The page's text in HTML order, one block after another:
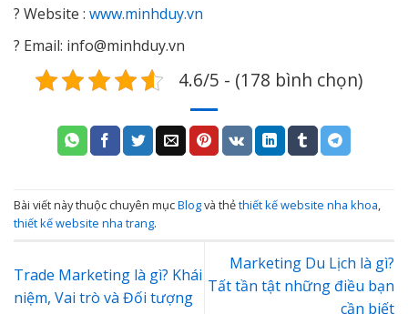
? Website : www.minhduy.vn
? Email: info@minhduy.vn
4.6/5 - (178 bình chọn)
Bài viết này thuộc chuyên mụcBlogvà thẻthiết kế website nha khoa,
thiết kế website nha trang.
Trade Marketing là gì? Khái
niệm, Vai trò và Đối tượng
Marketing Du Lịch là gì?
Tất tần tật những điều bạn
cần biết